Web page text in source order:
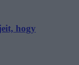
hogy